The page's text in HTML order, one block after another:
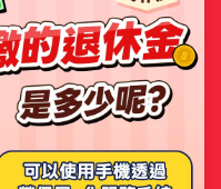
搞混 其實兩者性質、對
保老年給付（社會保險）